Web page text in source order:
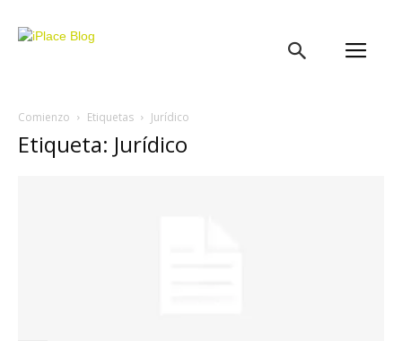
Comienzo Etiquetas Jurídico
Etiqueta: Jurídico